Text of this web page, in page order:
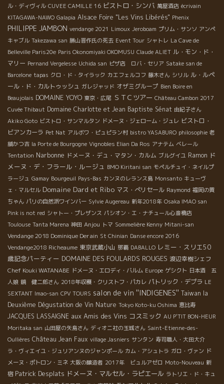
ル・ディヴィル CUVEE CAMILLE 16 ビストロ・シンバ 萬屋酒店 écrivain
KITAGAWA-NAWO Galapia Alsace Foire "Les Vins Libérés" Phenix
PHILIPPE JAMBON vendange 2021 Limoux Jeroboam プリム・サンソ アンペ
キャブル Takezawa san 勝山晋作氏の死去 Event Tour シャトレ La Cave de
Belleville Paris20e Paris Okonomiyaki OKOMUSU Claude ALIET ル・モン・ド・
マリー Pernand Vergelesse Uchida san ピザ店 ロバ・セリア Satake san de
Barcelone tapas クロ・ド・タイラック カエフェルコフ 藤木さん シリル ル・ルペ
ール・ド・カルトゥッシュ ガレジャッド オザミグループ Bien Boire en
Beaujolais DOMAINE YOYO 東京・広尾 ＳＴＣツアー Château Cambon 2017
Cuvée Thibaut Domaine Charlotte et Jean Baptiste Sénat 由紀子さん
Akiko Goto ビストロ・サンマルタン ドメーヌ・ジェローム・ジュレ ビストロ・
ビアンカーラ Pet Nat アルボワ・ピュピラン村 bistro YASABURO philosophie 老
舗かつ吉 la Porte de Bourgogne Vignobles Elian Da Ros アナテム ベレール
Tentation Narbonne ドメーヌ・デュ・マタン・カルム ブルグイユ Ramon ド
メーヌ・デ・フラール・ルージュ BMO Kiritani san モペルチュイ・ネイルプ
ラージュ Gamay Bourgeuil Pays-Bas カンヌのレランス島 Monsanto キューヴ
ェ・マルセル Domaine Dard et Ribo マス・ぺリセール Raymond 福岡の黄
ちゃん パリの自然派ワインバー Sylvie Augereau 新年2018年 Osaka IMAO san
Pink is not red シャトー・プレザンス パシオン・エ・ナチュール心斎橋店
Toulouse Tanta Marena 神田 Anjou トマ Sommelière Kenny Mitani-san
Vendange 2018 Dominique Derain St Chinian Danse encore 2016
Vendange2018 Richeaume 東京武蔵小山 那覇 DABALLO レミー・スリエ50
歳記念パーティー DOMAINE DES FOULARDS ROUGES 渡辺幸樹シェフ
Chef Kouki WATANABE ドメーヌ・エロディ・バルム Europe ゲシクト 日本酒 五
人娘 鏡 健二郎さん 2018年収穫・クリストフ・パカレ パトリック・デプラ LE
SEXTANT Imao-san CPV TOURS salon de vin ''INDIGENES'' Taiwan la
Deuxième Dégustation de Vin Nature Tokyo Koto-ku Oshima 恵比寿
JACQUES LASSAIGNE aux Amis des Vins コスミック AU P'TIT BON-HEUR
Moritaka san 山田屋の矢島さん ディオニ社の玉城さん Saint-Etienne-des-
Oullières Château Jean Faux village Jasniers サンタン 寿司職人・大田大介
ラ・ヴィエイユ・ジュリアンヌのジャンポール カム・アシュトラ ガロ・ヴァン ド
メーヌ・ポトロン・ミネ 大阪の醸造者 2017年 ビュルアゼロ Moto-Nouveau 新
宿 Patrick Desplats ドメーヌ・マルセル・ラピエール ラトリエ・ド・キュ